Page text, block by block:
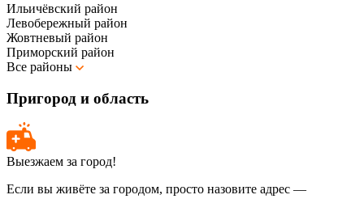
Ильичёвский район
Левобережный район
Жовтневый район
Приморский район
Все районы
Пригород и область
Выезжаем за город!
Если вы живёте за городом, просто назовите адрес —